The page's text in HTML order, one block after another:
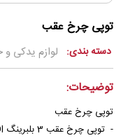
توپی چرخ عقب
دسته بندی: لوازم یدکی
توضیحات:
توپی چرخ عقب
- توپی چرخ عقب 3 بلبرینگ CDI جعبه فلزی